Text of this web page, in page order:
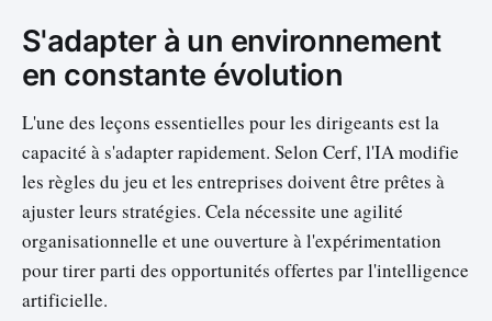
S'adapter à un environnement
en constante évolution
L'une des leçons essentielles pour les dirigeants est la
capacité à s'adapter rapidement. Selon Cerf, l'IA modifie
les règles du jeu et les entreprises doivent être prêtes à
ajuster leurs stratégies. Cela nécessite une agilité
organisationnelle et une ouverture à l'expérimentation
pour tirer parti des opportunités offertes par l'intelligence
artificielle.